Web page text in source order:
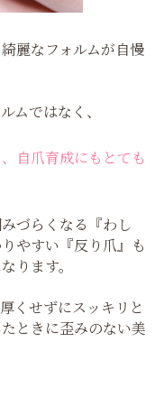
麗なフォルムが自慢
ムではなく、
自爪育成にもとても
づらくなる『わし
やすい『反り爪』も
ります。
くせずにスッキリと
ときに歪みのない美